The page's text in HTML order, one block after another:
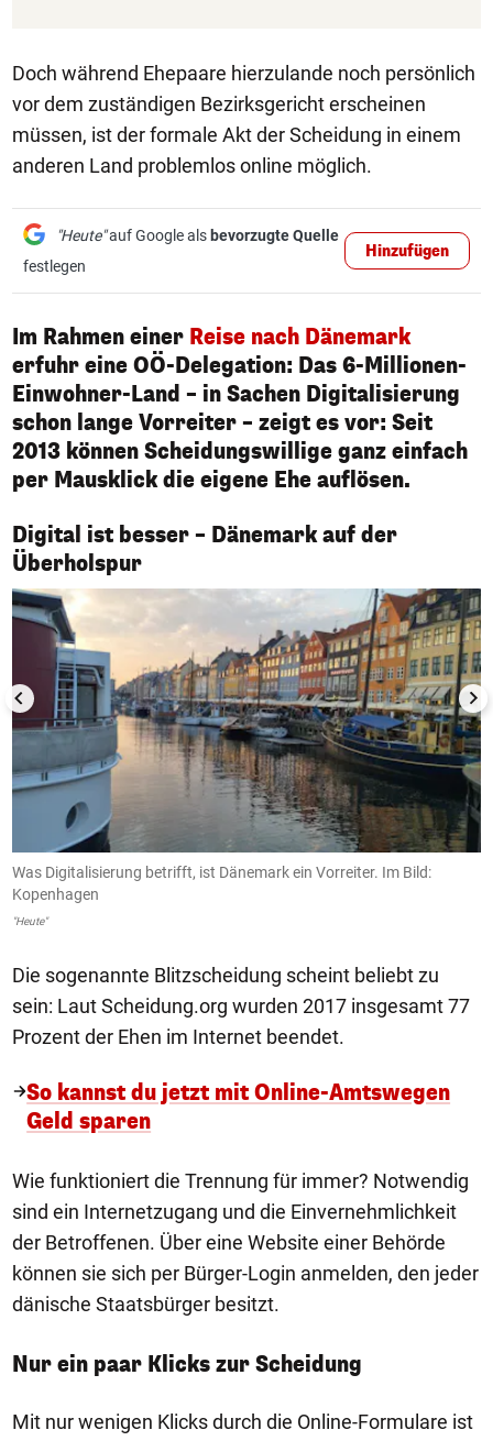
Doch während Ehepaare hierzulande noch persönlich
vor dem zuständigen Bezirksgericht erscheinen
müssen, ist der formale Akt der Scheidung in einem
anderen Land problemlos online möglich.
"Heute"auf Google als bevorzugte Quelle
festlegen
Hinzufügen
Im Rahmen einer Reise nach Dänemark
erfuhr eine OÖ-Delegation: Das 6-Millionen-
Einwohner-Land – in Sachen Digitalisierung
schon lange Vorreiter – zeigt es vor: Seit
2013 können Scheidungswillige ganz einfach
per Mausklick die eigene Ehe auflösen.
Digital ist besser – Dänemark auf der
Überholspur
1/4
Was Digitalisierung betrifft, ist Dänemark ein Vorreiter. Im Bild:
Kopenhagen
"Heute"
Die sogenannte Blitzscheidung scheint beliebt zu
sein: Laut Scheidung.org wurden 2017 insgesamt 77
Prozent der Ehen im Internet beendet.
So kannst du jetzt mit Online-Amtswegen
Geld sparen
Wie funktioniert die Trennung für immer? Notwendig
sind ein Internetzugang und die Einvernehmlichkeit
der Betroffenen. Über eine Website einer Behörde
können sie sich per Bürger-Login anmelden, den jeder
dänische Staatsbürger besitzt.
Nur ein paar Klicks zur Scheidung
Mit nur wenigen Klicks durch die Online-Formulare ist